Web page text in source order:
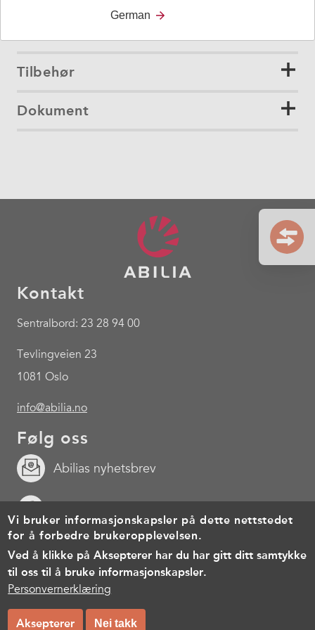
oppfyller Forskrift (EU) 2017/745 - MDR.
Tilbehør
Dokument
Kontakt
Sentralbord: 23 28 94 00
Tevlingveien 23
1081 Oslo
info@abilia.no
Følg oss
Abilias nyhetsbrev
Youtube
Footer
menu
Personvernerklæring
© Copyright 2026, All rights reserved.
German
Vi bruker informasjonskapsler på dette nettstedet
for å forbedre brukeropplevelsen.
Ved å klikke på Aksepterer har du har gitt ditt samtykke
til oss til å bruke informasjonskapsler.
Personvernerklæring
Aksepterer Nei takk